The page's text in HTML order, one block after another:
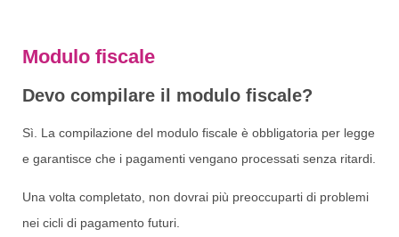
Modulo fiscale
Devo compilare il modulo fiscale?
Sì. La compilazione del modulo fiscale è obbligatoria per legge
e garantisce che i pagamenti vengano processati senza ritardi.
Una volta completato, non dovrai più preoccuparti di problemi
nei cicli di pagamento futuri.